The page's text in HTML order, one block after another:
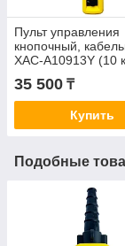
Пульт управления
кнопочный,
XAC-A10913Y (10
2 скорости,
+СТАРТ + КЛЮЧ
35 500 ₸
Купить
Подобные